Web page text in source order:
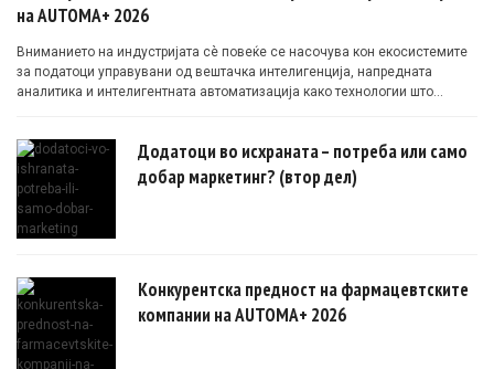
на AUTOMA+ 2026
Вниманието на индустријата сè повеќе се насочува кон екосистемите
за податоци управувани од вештачка интелигенција, напредната
аналитика и интелигентната автоматизација како технологии што
Додатоци во исхраната – потреба или само
добар маркетинг? (втор дел)
Конкурентска предност на фармацевтските
компании на AUTOMA+ 2026